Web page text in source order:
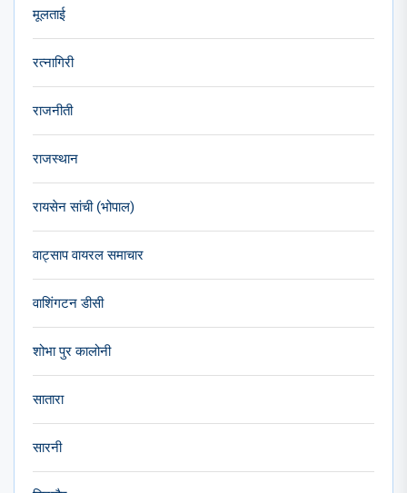
मूलताई
रत्नागिरी
राजनीती
राजस्थान
रायसेन सांची (भोपाल)
वाट्साप वायरल समाचार
वाशिंगटन डीसी
शोभा पुर कालोनी
सातारा
सारनी